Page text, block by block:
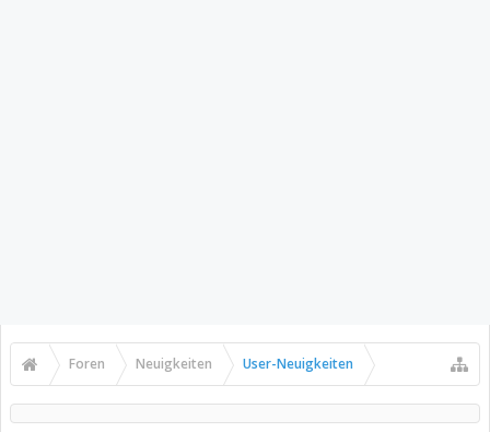
Foren Neuigkeiten User-Neuigkeiten